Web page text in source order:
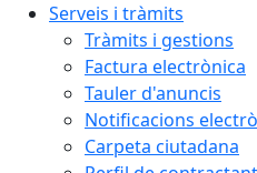
Serveis i tràmits
Tràmits i gestions
Factura electrònica
Tauler d'anuncis
Notificacions
Carpeta ciutadana